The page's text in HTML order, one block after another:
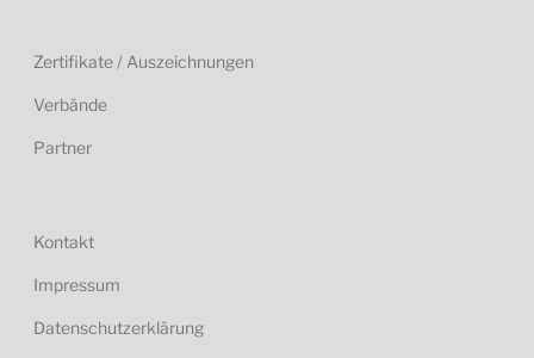
Zertifikate / Auszeichnungen
Verbände
Partner
Kontakt
Impressum
Datenschutzerklärung